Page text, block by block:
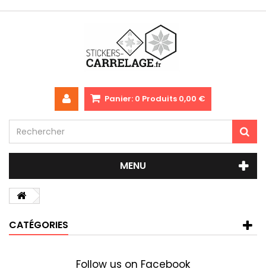
Panier: 0 Produits 0,00 €
MENU
CATÉGORIES
Follow us on Facebook